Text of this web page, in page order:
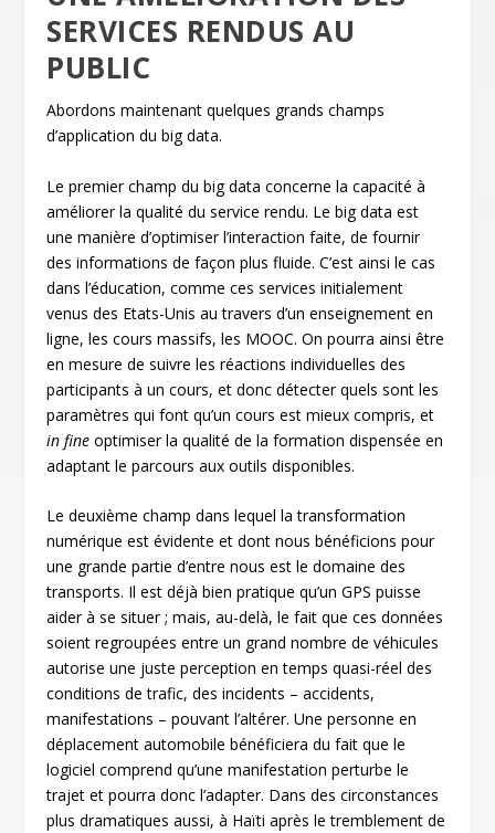
SERVICES RENDUS AU
PUBLIC
Abordons maintenant quelques grands champs
d’application du big data.
Le premier champ du big data concerne la capacité à
améliorer la qualité du service rendu. Le big data est
une manière d’optimiser l’interaction faite, de fournir
des informations de façon plus fluide. C’est ainsi le cas
dans l’éducation, comme ces services initialement
venus des Etats-Unis au travers d’un enseignement en
ligne, les cours massifs, les MOOC. On pourra ainsi être
en mesure de suivre les réactions individuelles des
participants à un cours, et donc détecter quels sont les
paramètres qui font qu’un cours est mieux compris, et
in fine optimiser la qualité de la formation dispensée en
adaptant le parcours aux outils disponibles.
Le deuxième champ dans lequel la transformation
numérique est évidente et dont nous bénéficions pour
une grande partie d’entre nous est le domaine des
transports. Il est déjà bien pratique qu’un GPS puisse
aider à se situer ; mais, au-delà, le fait que ces données
soient regroupées entre un grand nombre de véhicules
autorise une juste perception en temps quasi-réel des
conditions de trafic, des incidents – accidents,
manifestations – pouvant l’altérer. Une personne en
déplacement automobile bénéficiera du fait que le
logiciel comprend qu’une manifestation perturbe le
trajet et pourra donc l’adapter. Dans des circonstances
plus dramatiques aussi, à Haïti après le tremblement de